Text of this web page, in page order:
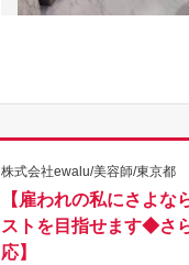
株式会社ewalu/美容師/東京都
【雇われの私にさよ
ストを目指せます◆さ
応】